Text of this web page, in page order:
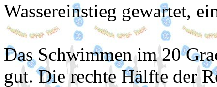
Wassereinstieg gewartet,
Das Schwimmen im 20
gut. Die rechte Hälfte der